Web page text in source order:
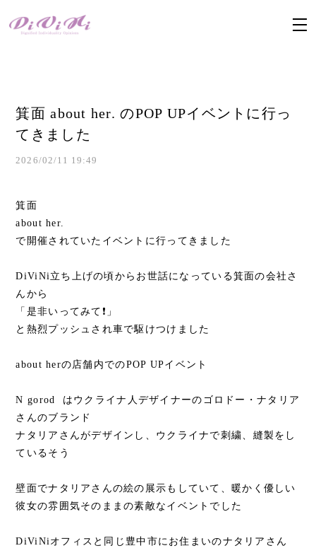
箕面 about her. のPOP UPイベントに行っ
てきました
2026/02/11 19:49
箕面
about her.
で開催されていたイベントに行ってきました
DiViNi立ち上げの頃からお世話になっている箕面の会社さ
んから
「是非いってみて❗」
と熱烈プッシュされ車で駆けつけました
about herの店舗内でのPOP UPイベント
N gorod はウクライナ人デザイナーのゴロドー・ナタリア
さんのブランド
ナタリアさんがデザインし、ウクライナで刺繍、縫製をし
ているそう
壁面でナタリアさんの絵の展示もしていて、暖かく優しい
彼女の雰囲気そのままの素敵なイベントでした
DiViNiオフィスと同じ豊中市にお住まいのナタリアさん